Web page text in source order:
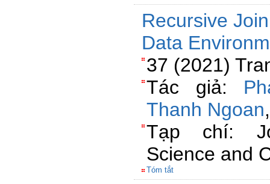
Recursive
Data
37 (2021)
Tác giả:
Thanh Ngoan
Tạp chí:
Science and
Tóm tắt